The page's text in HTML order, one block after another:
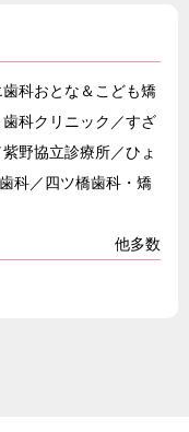
科おとな＆こども矯
科クリニック／すざ
野協立診療所／ひょ
科／四ツ橋歯科・矯
他多数